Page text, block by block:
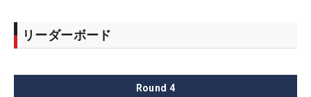
リーダーボード
Round 4